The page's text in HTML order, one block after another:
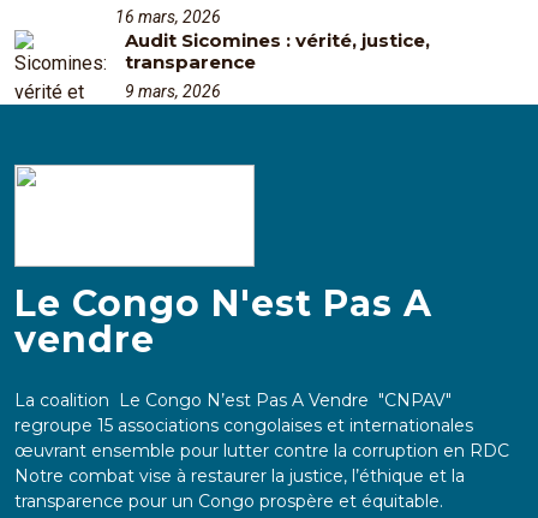
16 mars, 2026
Audit Sicomines : vérité, justice,
transparence
9 mars, 2026
Le Congo N'est Pas A
vendre
La coalition Le Congo N’est Pas A Vendre "CNPAV"
regroupe 15 associations congolaises et internationales
œuvrant ensemble pour lutter contre la corruption en RDC
Notre combat vise à restaurer la justice, l’éthique et la
transparence pour un Congo prospère et équitable.